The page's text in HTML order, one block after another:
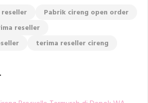
Pabrik cireng open order
reseller
terima reseller cireng